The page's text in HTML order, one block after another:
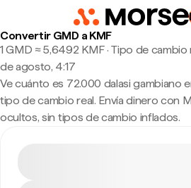
Convertir GMD a KMF
1 GMD ≈ 5,6492 KMF · Tipo de cambio
de agosto, 4:17
Ve cuánto es 72.000 dalasi gambiano
tipo de cambio real. Envía dinero con
ocultos, sin tipos de cambio inflados.